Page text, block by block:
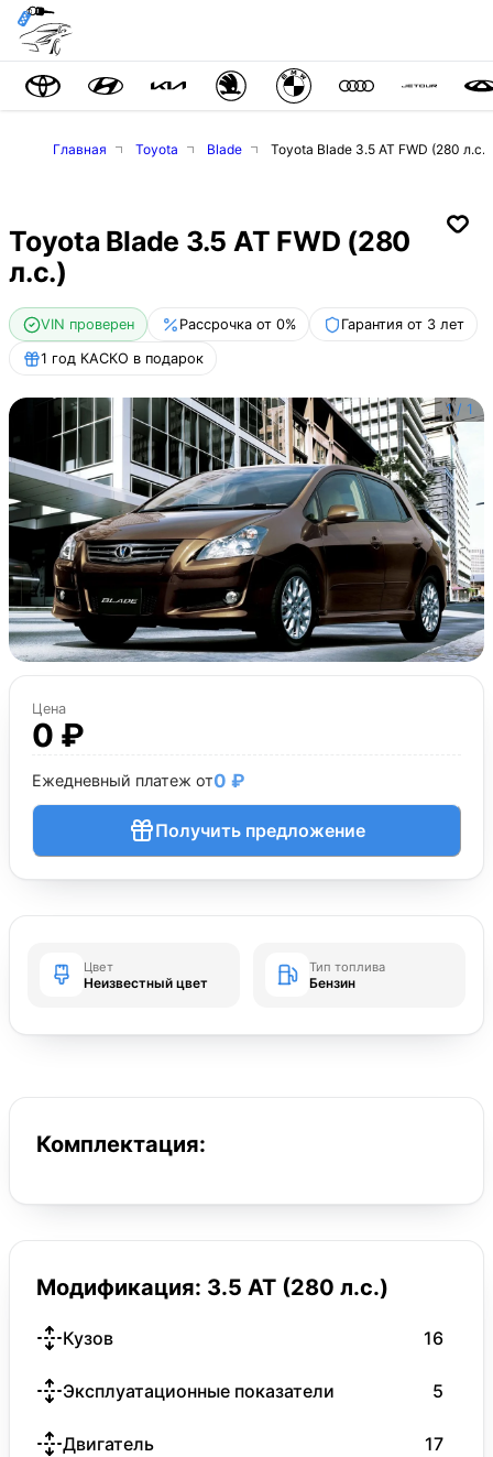
Главная Toyota Blade Toyota Blade 3.5 AT FWD (280 л.с.)
Toyota Blade 3.5 AT FWD (280
л.с.)
VIN проверен Рассрочка от 0% Гарантия от 3 лет
1 год КАСКО в подарок
1 / 1
Цена
0 ₽
Ежедневный платеж от0 ₽
Получить предложение
Цвет
Неизвестный цвет
Тип топлива
Бензин
Комплектация:
Модификация: 3.5 AT (280 л.с.)
Кузов 16
Эксплуатационные показатели 5
Двигатель 17